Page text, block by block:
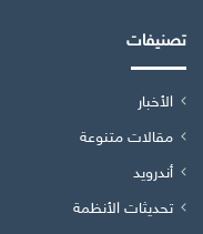
تصنيفات
الأخبار
مقالات متنوعة
أندرويد
تحديثات الأنظمة